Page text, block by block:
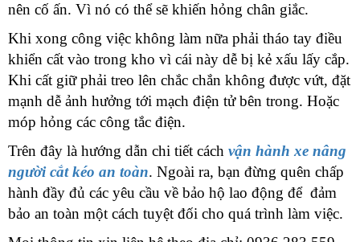
nên cố ấn. Vì nó có thể sẽ khiến hỏng chân giắc.
Khi xong công việc không làm nữa phải tháo tay điều
khiển cất vào trong kho vì cái này dễ bị kẻ xấu lấy cắp.
Khi cất giữ phải treo lên chắc chắn không được vứt, đặt
mạnh dễ ảnh hưởng tới mạch điện tử bên trong. Hoặc
móp hỏng các công tắc điện.
Trên đây là hướng dẫn chi tiết cách vận hành xe nâng
người cắt kéo an toàn. Ngoài ra, bạn đừng quên chấp
hành đầy đủ các yêu cầu về bảo hộ lao động để đảm
bảo an toàn một cách tuyệt đối cho quá trình làm việc.